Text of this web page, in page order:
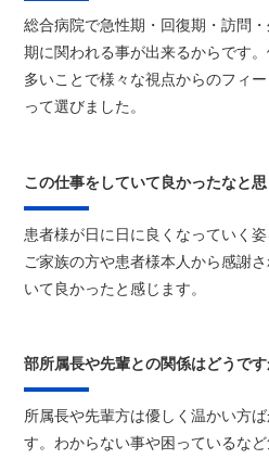
総合病院で急性期・回復期・訪問
期に関われる事が出来るからです
多いことで様々な視点からのフィ
って選びました。
この仕事をしていて良かったなと思
患者様が日に日に良くなっていく
ご家族の方や患者様本人から感謝
いて良かったと感じます。
部所属長や先輩との関係はどうです
所属長や先輩方は優しく温かい方
す。わからない事や困っているな